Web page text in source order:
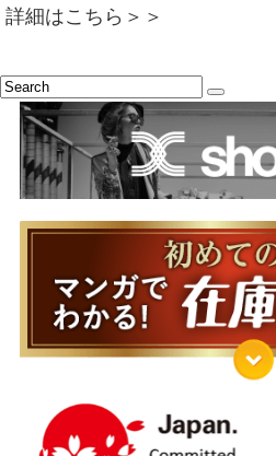
詳細はこちら＞＞